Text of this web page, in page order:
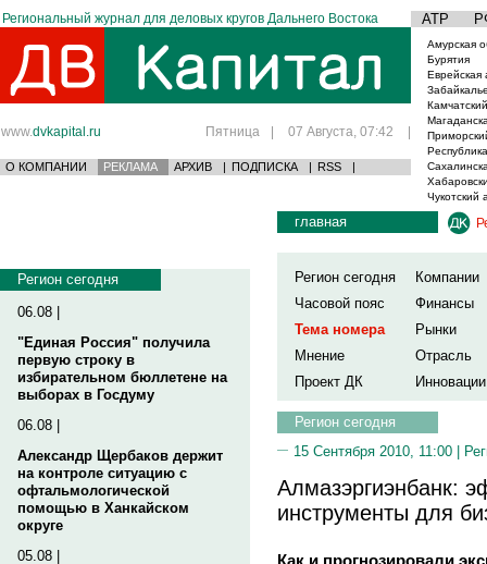
Региональный журнал для деловых кругов Дальнего Востока АТР
www.dvkapital.ru Пятница | 07 Августа, 07:42 |
О КОМПАНИИ РЕКЛАМА АРХИВ | ПОДПИСКА | RSS |
Амурская
Бурятия
Еврейская
Чукотский
Регион сегодня
06.08 |
"Единая Россия" получила
первую строку в
избирательном бюллетене на
выборах в Госдуму
06.08 |
Александр Щербаков держит
на контроле ситуацию с
офтальмологической
помощью в Ханкайском
округе
05.08 |
главная
Регион сегодня
Компании
Часовой пояс
Финансы
Тема номера
Рынки
Мнение
Отрасль
Проект ДК
Инновации
Регион сегодня
15 Сентября 2010, 11:00 |
Алмазэргиэнбанк:
инструменты для
Как и прогнозировали